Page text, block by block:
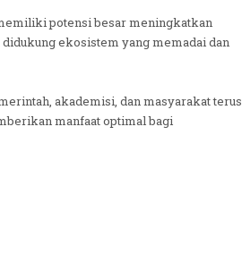
potensi besar meningkatkan
ekosistem yang memadai dan
akademisi, dan masyarakat terus
manfaat optimal bagi